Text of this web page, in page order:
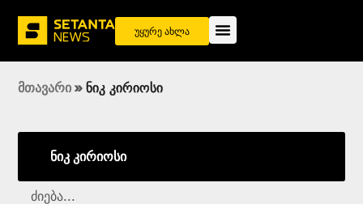
უყურე ახლა
მთავარი » ნიკ კირიოსი
ნიკ კირიოსი